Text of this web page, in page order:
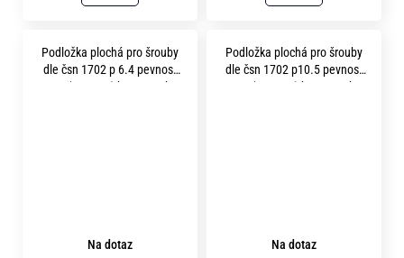
Podložka plochá pro šrouby
dle čsn 1702 p 6.4 pevnost
10.9 ( 300HV ) bez povrchu
Na dotaz
Podložka plochá pro šrouby
dle čsn 1702 p10.5 pevnost
10.9 ( 300HV ) bez povrchu
Na dotaz